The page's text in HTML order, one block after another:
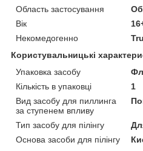
Область застосування
Вік
Некомедогенно
Користувальницькі
Упаковка засобу
Кількість в упаковці
1
Вид засобу для пиллинга
за ступенем впливу
Тип засобу для пілінгу
Основа засоби для пілінгу